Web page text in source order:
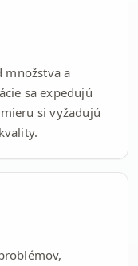
množstva a
sa expedujú
si vyžadujú